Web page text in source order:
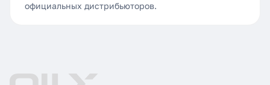
официальных дистрибьюторов.